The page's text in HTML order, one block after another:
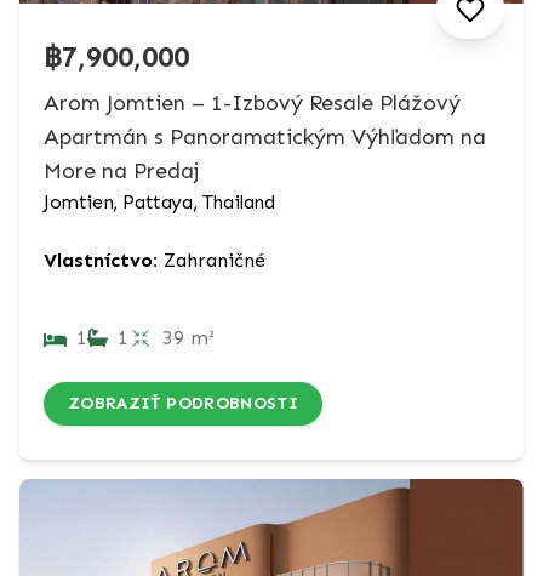
฿7,900,000
Arom Jomtien – 1-Izbový Resale Plážový
Apartmán s Panoramatickým Výhľadom na
More na Predaj
Jomtien, Pattaya, Thailand
Vlastníctvo: Zahraničné
1 1 39 m²
ZOBRAZIŤ PODROBNOSTI